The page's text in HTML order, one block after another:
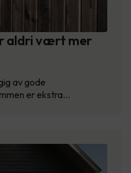
aldri vært mer
av gode
er ekstra…